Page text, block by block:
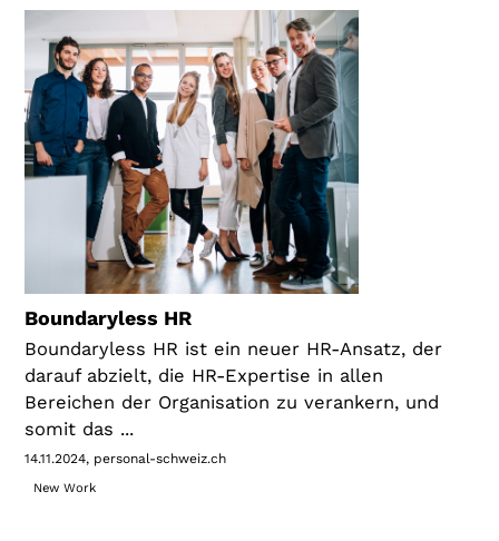
Boundaryless HR
Boundaryless HR ist ein neuer HR-Ansatz, der
darauf abzielt, die HR-Expertise in allen
Bereichen der Organisation zu verankern, und
somit das ...
14.11.2024 personal-schweiz.ch
New Work